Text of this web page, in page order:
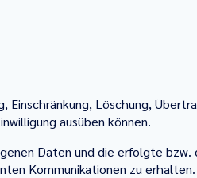
Löschung,
ausüben können.
Daten und die erfolgte
Kommunikationen zu erhalten.